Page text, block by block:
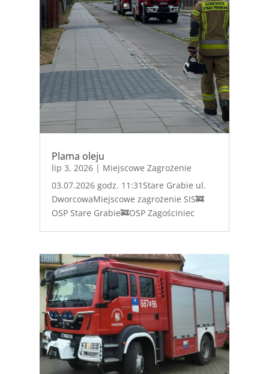
Plama oleju
lip 3, 2026 | Miejscowe Zagrożenie
03.07.2026 godz. 11:31Stare Grabie ul.
DworcowaMiejscowe zagrożenie SIS🚒
OSP Stare Grabie🚒OSP Zagościniec